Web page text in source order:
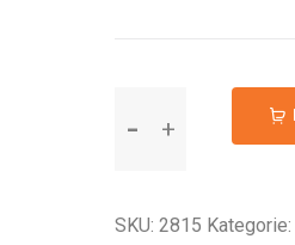
Phoenix
Smart
SKU: 2815 Kategorie: